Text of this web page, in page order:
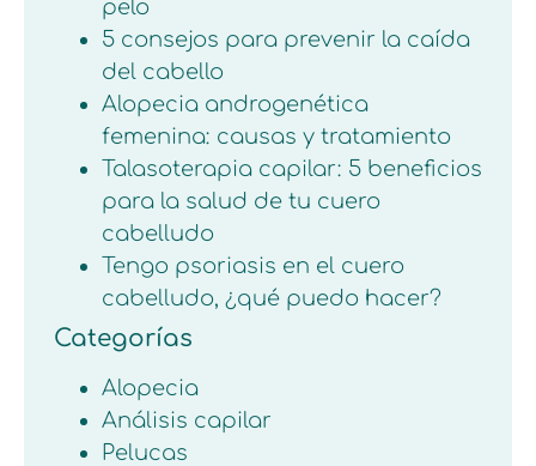
pelo
5 consejos para prevenir la caída
del cabello
Alopecia androgenética
femenina: causas y tratamiento
Talasoterapia capilar: 5 beneficios
para la salud de tu cuero
cabelludo
Tengo psoriasis en el cuero
cabelludo, ¿qué puedo hacer?
Categorías
Alopecia
Análisis capilar
Pelucas